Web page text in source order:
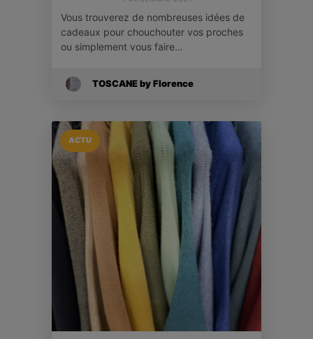
Vous trouverez de nombreuses idées de
cadeaux pour chouchouter vos proches
ou simplement vous faire…
TOSCANE by Florence
ACTU